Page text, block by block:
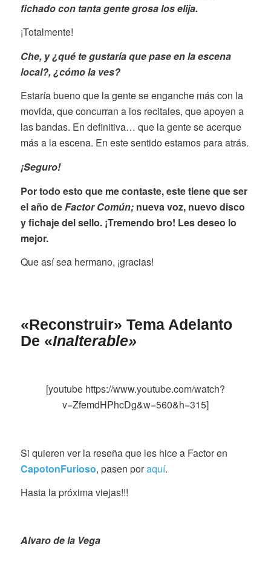
fichado con tanta gente grosa los elija.
¡Totalmente!
Che, y ¿qué te gustaría que pase en la escena
local?, ¿cómo la ves?
Estaría bueno que la gente se enganche más con la
movida, que concurran a los recitales, que apoyen a
las bandas. En definitiva… que la gente se acerque
más a la escena. En este sentido estamos para atrás.
¡Seguro!
Por todo esto que me contaste, este tiene que ser
el año deFactor Común; nueva voz, nuevo disco
y fichaje del sello. ¡Tremendo bro! Les deseo lo
mejor.
Que así sea hermano, ¡gracias!
«Reconstruir» Tema Adelanto
De «Inalterable»
[youtube https://www.youtube.com/watch?
v=ZfemdHPhcDg&w=560&h=315]
Si quieren ver la reseña que les hice a Factor en
CapotonFurioso, pasen poraquí.
Hasta la próxima viejas!!!
Alvaro de la Vega